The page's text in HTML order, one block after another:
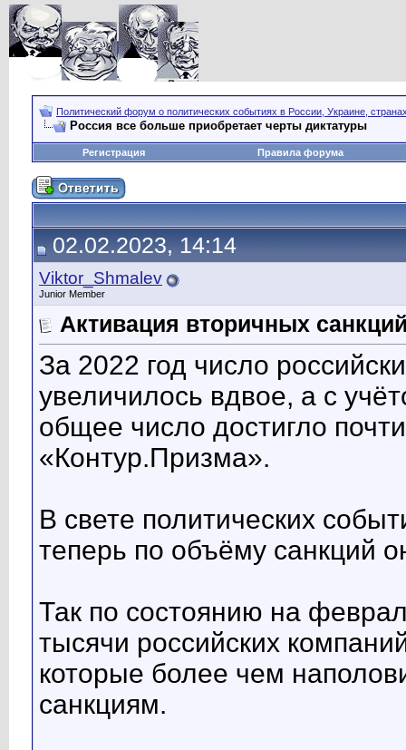
Политический форум о политических событиях в России, Украине,
Россия все больше приобретает черты диктатуры
Регистрация Правила форума
02.02.2023, 14:14
Viktor_Shmalev
Junior Member
Активация вторичных
За 2022 год число
увеличилось вдвое, а с
общее число достигло
«Контур.Призма».
В свете политических
теперь по объёму санкций
Так по состоянию на
тысячи российских
которые более чем
санкциям.